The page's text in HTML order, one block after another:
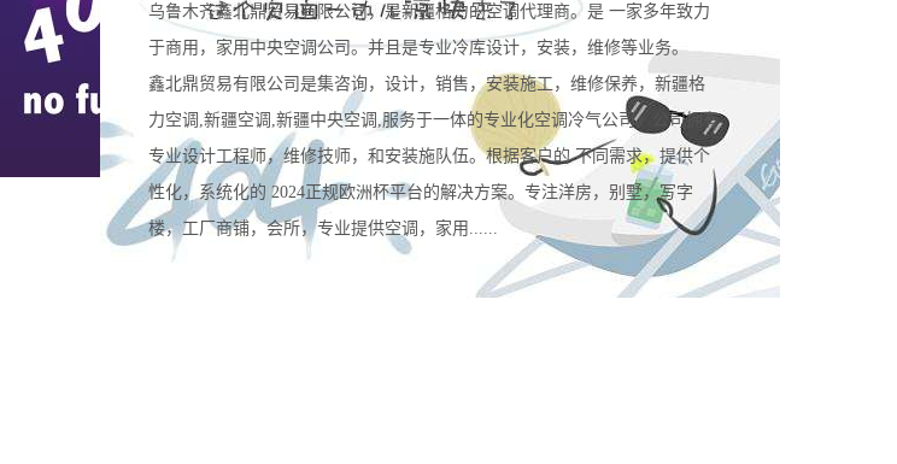
乌鲁木齐鑫北鼎贸易有限公司，是新疆格力的空调代理商。是 一家多年致力
于商用，家用中央空调公司。并且是专业冷库设计，安装，维修等业务。
鑫北鼎贸易有限公司是集咨询，设计，销售，安装施工，维修保养，新疆格
力空调,新疆空调,新疆中央空调,服务于一体的专业化空调冷气公司。公司拥有
专业设计工程师，维修技师，和安装施队伍。根据客户的 不同需求，提供个
性化，系统化的 2024正规欧洲杯平台的解决方案。专注洋房，别墅，写字
楼，工厂商铺，会所，专业提供空调，家用......